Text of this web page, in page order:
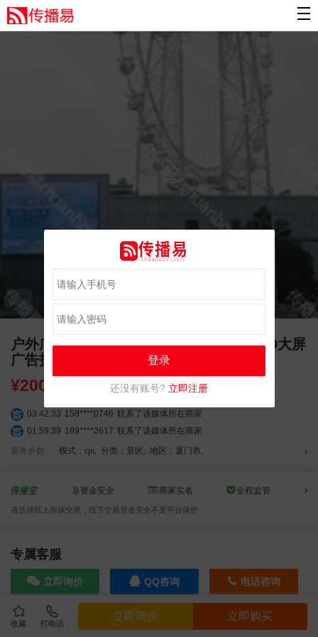
收藏 打电话
立即询价 立即购买
户外广告 厦门招商海上世界1号门户外LED大屏
广告投放
¥200000.00
03:42:33 158****0746 联系了该媒体所在商家
01:59:39 189****2617 联系了该媒体所在商家
12:40:20 177****7961
联系了该媒体所在商家
03:40:56
157****6971
联系了该媒体所在商家
02:32:27
04:09:07 182****6963 联系了该媒体所在商家
11:44:28 130****3379
联系了该媒体所在商家
191****0991 联系了该媒体所在商家
05:24:34
186****8762 联系了该媒体所在商家
服务参数 模式：cpt, 分类：景区 , 地区：厦门市,
资金安全 商家实名 全程监管
请选择线上担保交易，线下交易资金安全不受平台保护
专属客服
立即询价 QQ咨询 电话咨询
效果截图
登录
还没有账号? 立即注册